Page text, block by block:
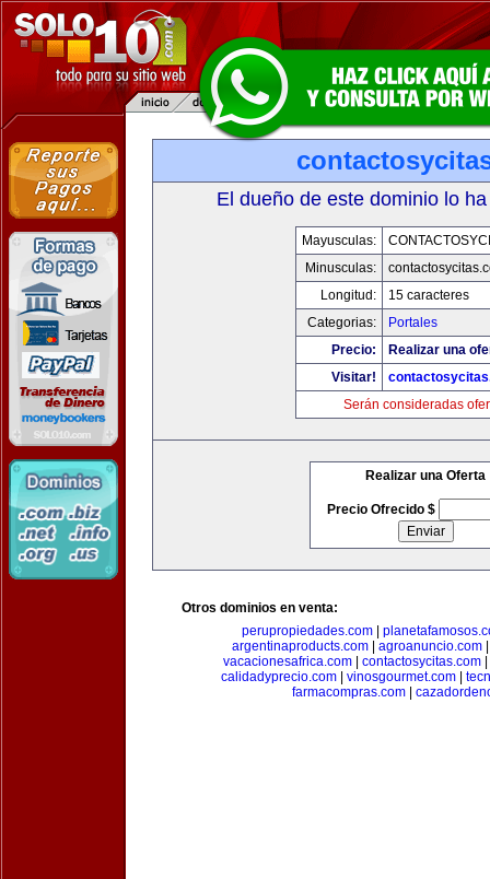
El dueño de este dominio lo
Mayusculas:
Minusculas:
Longitud:
15 caracteres
Categorias:
Portales
Precio:
Realizar una
Visitar!
Serán consideradas
Realizar una Oferta
Precio Ofrecido $
Otros dominios en venta:
perupropiedades.com
argentinaproducts.com| agroanuncio.com
vacacionesafrica.com| contactosycitas.com|
calidadyprecio.com
vinosgourmet.com
farmacompras.com|